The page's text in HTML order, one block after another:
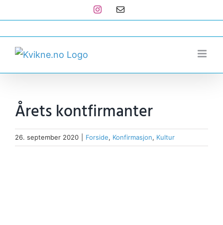
to
content
Instagram
E-
Årets kontfirmanter
26. september 2020 Forside, Konfirmasjon, Kultur